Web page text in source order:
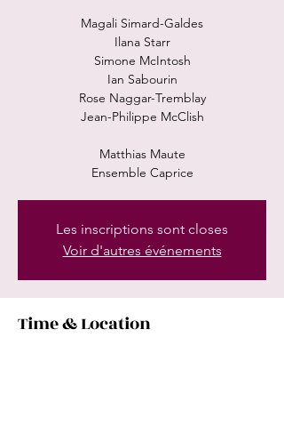
Magali Simard-Galdes
Ilana Starr
Simone McIntosh
Ian Sabourin
Rose Naggar-Tremblay
Jean-Philippe McClish
Matthias Maute
Ensemble Caprice
Les inscriptions sont closes
Voir d'autres événements
Time & Location